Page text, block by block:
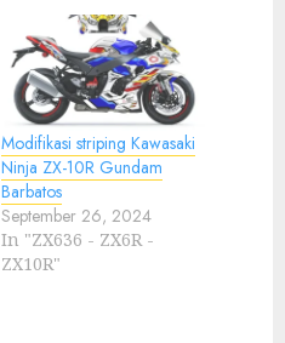
Modifikasi striping Kawasaki
Ninja ZX-10R Gundam
Barbatos
September 26, 2024
In "ZX636 - ZX6R -
ZX10R"